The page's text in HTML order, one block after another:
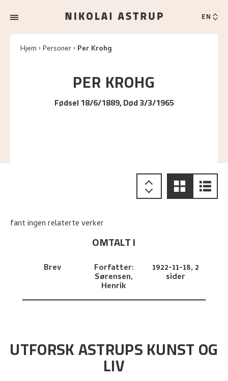
EN
Hjem Personer Per Krohg
PER KROHG
Fødsel 18/6/1889, Død 3/3/1965
fant ingen relaterte verker
OMTALT I
Brev Forfatter:
Sørensen,
Henrik
1922-11-18, 2
sider
UTFORSK ASTRUPS KUNST OG
LIV